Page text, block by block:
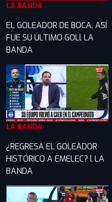
LA BANDA
EL GOLEADOR DE BOCA, ASÍ
FUE SU ÚLTIMO GOLl LA
BANDA
LA BANDA
¿REGRESA EL GOLEADOR
HISTÓRICO A EMELEC? l LA
BANDA